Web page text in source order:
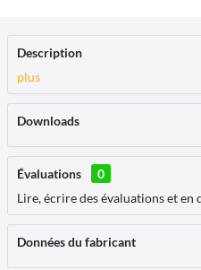
Description
plus
Downloads
Évaluations
0
Lire, écrire des évaluations et en
Données du fabricant